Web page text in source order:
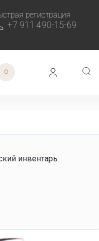
регистрация
+7 911 490-15-69
0
инвентарь